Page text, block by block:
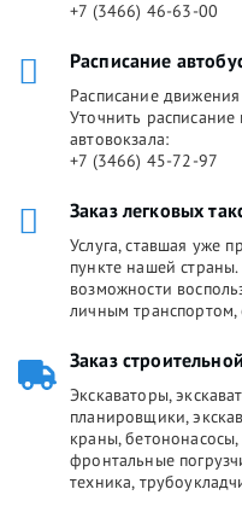
+7 (3466) 46-63-00
Расписание
Расписание
Уточнить
автовокзала:
+7 (3466) 45-72-97
Заказ легковых
Услуга, ставшая уже
пункте нашей
возможности
личным
Заказ
Экскаваторы,
планировщики,
краны,
фронтальные
техника,